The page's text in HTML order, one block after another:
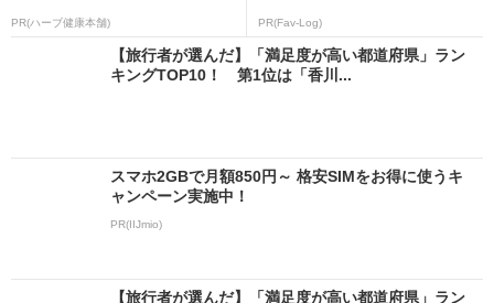
PR(ハーブ健康本舗) PR(Fav-Log)
【旅行者が選んだ】「満足度が高い都道府県」ラン
キングTOP10！ 第1位は「香川...
スマホ2GBで月額850円～ 格安SIMをお得に使うキ
ャンペーン実施中！
PR(IIJmio)
【旅行者が選んだ】「満足度が高い都道府県」ラン